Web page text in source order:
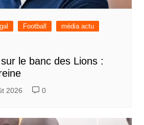
Football
média actu
le banc des Lions :
2026 0